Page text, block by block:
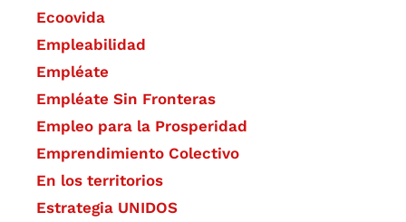
Ecoovida
Empleabilidad
Empléate
Empléate Sin Fronteras
Empleo para la Prosperidad
Emprendimiento Colectivo
En los territorios
Estrategia UNIDOS